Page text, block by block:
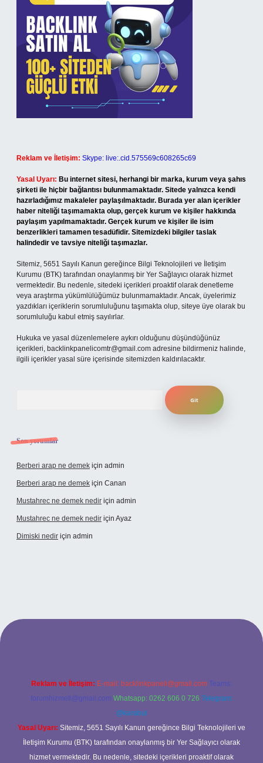
Reklam ve İletişim: Skype: live:.cid.575569c608265c69
Yasal Uyarı: Bu internet sitesi, herhangi bir marka, kurum veya şahıs
şirketi ile hiçbir bağlantısı bulunmamaktadır. Sitede yalnızca kendi
hazırladığımız makaleler paylaşılmaktadır. Burada yer alan içerikler
haber niteliği taşımamakta olup, gerçek kurum ve kişiler hakkında
paylaşım yapılmamaktadır. Gerçek kurum ve kişiler ile isim
benzerlikleri tamamen tesadüfidir. Sitemizdeki bilgiler taslak
halindedir ve tavsiye niteliği taşımazlar.
Sitemiz, 5651 Sayılı Kanun gereğince Bilgi Teknolojileri ve İletişim
Kurumu (BTK) tarafından onaylanmış bir Yer Sağlayıcı olarak hizmet
vermektedir. Bu nedenle, sitedeki içerikleri proaktif olarak denetleme
veya araştırma yükümlülüğümüz bulunmamaktadır. Ancak, üyelerimiz
yazdıkları içeriklerin sorumluluğunu taşımakta olup, siteye üye olarak bu
sorumluluğu kabul etmiş sayılırlar.
Hukuka ve yasal düzenlemelere aykırı olduğunu düşündüğünüz
içerikleri, backlinkpanelicomtr@gmail.com adresine bildirmeniz halinde,
ilgili içerikler yasal süre içerisinde sitemizden kaldırılacaktır.
Son yorumlar
Berberi arap ne demek için admin
Berberi arap ne demek için Canan
Mustahrec ne demek nedir için admin
Mustahrec ne demek nedir için Ayaz
Dimiski nedir için admin
tulipbett.net/
Reklam ve İletişim: E-mail: backlinkpaneli@gmail.com Teams:
forumhizmeti@gmail.com Whatsapp: 0262 606 0 726 Telegram:
@karabul
Yasal Uyarı: Sitemiz, 5651 Sayılı Kanun gereğince Bilgi Teknolojileri ve
İletişim Kurumu (BTK) tarafından onaylanmış bir Yer Sağlayıcı olarak
hizmet vermektedir. Bu nedenle, sitedeki içerikleri proaktif olarak